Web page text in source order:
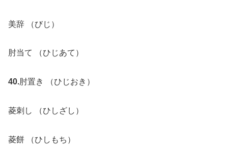
美辞 （びじ）
肘当て （ひじあて）
40.肘置き （ひじおき）
菱刺し （ひしざし）
菱餅 （ひしもち）